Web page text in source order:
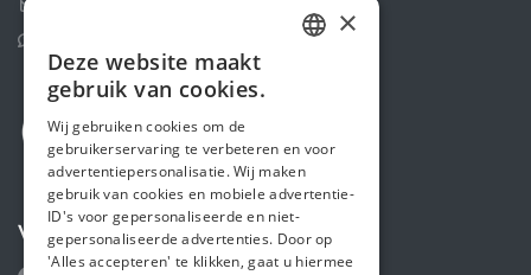
Volg ons
ENGLISH
×
Deze website maakt
gebruik van cookies.
Wij gebruiken cookies om de
gebruikerservaring te verbeteren en voor
advertentiepersonalisatie. Wij maken
gebruik van cookies en mobiele advertentie-
ID's voor gepersonaliseerde en niet-
gepersonaliseerde advertenties. Door op
'Alles accepteren' te klikken, gaat u hiermee